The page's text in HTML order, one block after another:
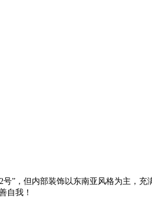
”，但内部装饰以东南亚风格为主，
自我！